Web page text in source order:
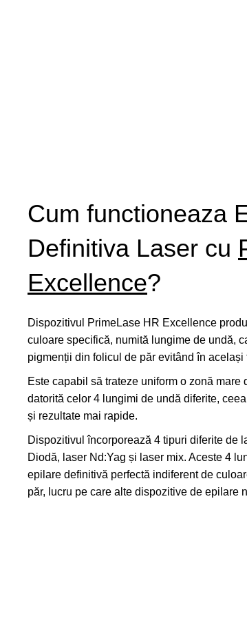
Cum functioneaza
Definitiva Laser cu
Excellence?
Dispozitivul PrimeLase HR Excellence
culoare specifică, numită lungime de undă,
pigmenții din folicul de păr evitând în
Este capabil să trateze uniform o zonă mare
datorită celor 4 lungimi de undă diferite,
și rezultate mai rapide.
Dispozitivul încorporează 4 tipuri diferite de
Diodă, laser Nd:Yag și laser mix. Aceste 4
epilare definitivă perfectă indiferent de
păr, lucru pe care alte dispozitive de epilare